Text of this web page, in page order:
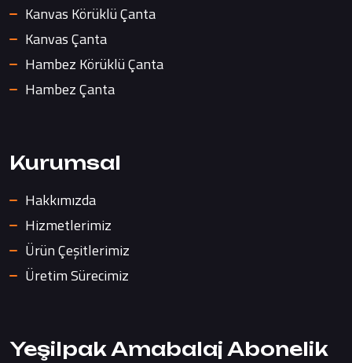
Kanvas Körüklü Çanta
Kanvas Çanta
Hambez Körüklü Çanta
Hambez Çanta
Kurumsal
Hakkımızda
Hizmetlerimiz
Ürün Çeşitlerimiz
Üretim Sürecimiz
Yeşilpak Amabalaj Abonelik